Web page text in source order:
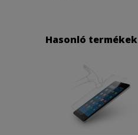
Hasonló termékek